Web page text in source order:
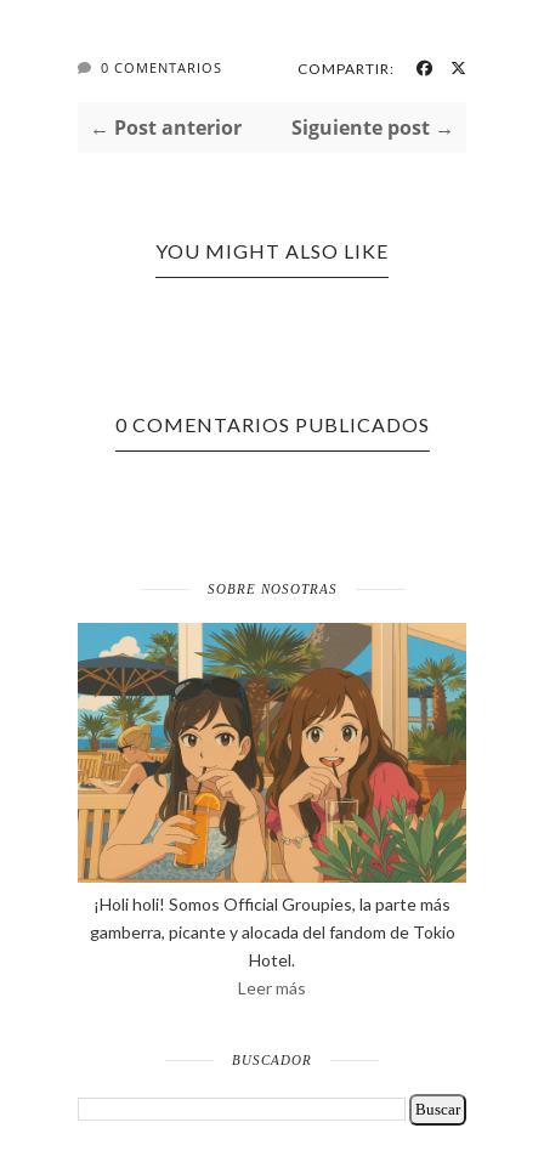
0 COMENTARIOS COMPARTIR:
← Post anterior Siguiente post →
YOU MIGHT ALSO LIKE
0 COMENTARIOS PUBLICADOS
SOBRE NOSOTRAS
¡Holi holi! Somos Official Groupies, la parte más
gamberra, picante y alocada del fandom de Tokio
Hotel.
Leer más
BUSCADOR